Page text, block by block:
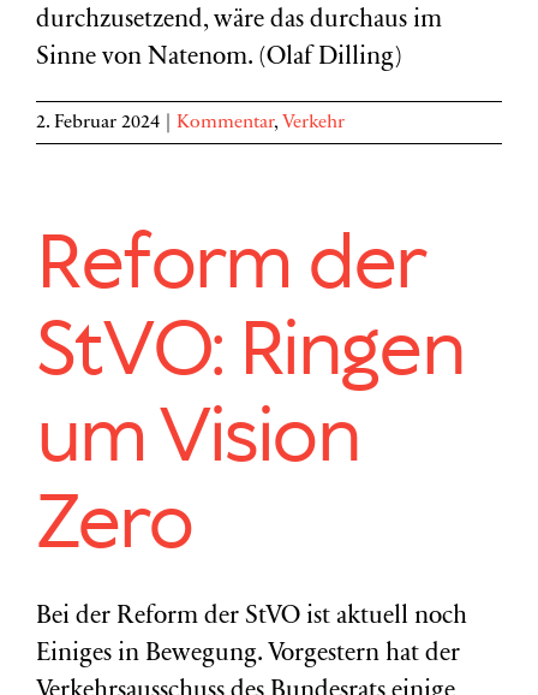
durchzusetzend, wäre das durchaus im
Sinne von Natenom. (Olaf Dilling)
2. Februar 2024 Kommentar, Verkehr
Reform der
StVO: Ringen
um Vision
Zero
Bei der Reform der StVO ist aktuell noch
Einiges in Bewegung. Vorgestern hat der